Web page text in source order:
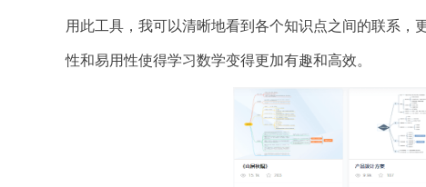
用此工具，我可以清晰地看到各个知识点之间的联系
性和易用性使得学习数学变得更加有趣和高效。